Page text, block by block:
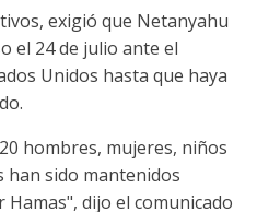
exigió que Netanyahu
el 24 de julio ante el
Unidos hasta que haya
hombres, mujeres, niños
han sido mantenidos
Hamas", dijo el comunicado